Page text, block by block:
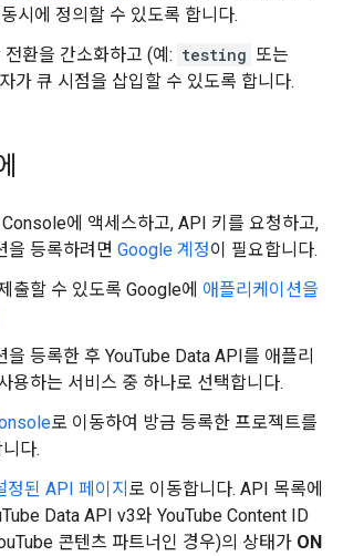
시에 정의할 수 있도록 합니다.
전환을 간소화하고 (예: testing 또는
가 큐 시점을 삽입할 수 있도록 합니다.
에 액세스하고, API 키를 요청하고,
을 등록하려면 Google 계정이 필요합니다.
출할 수 있도록 Google에 애플리케이션을
을 등록한 후 YouTube Data API를 애플리
용하는 서비스 중 하나로 선택합니다.
로 이동하여 방금 등록한 프로젝트를
다.
정된 API 페이지 로 이동합니다. API 목록에
Data API v3와 YouTube Content ID
콘텐츠 파트너인 경우)의 상태가 ON